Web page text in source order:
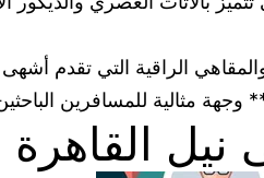
الراقية التي تقدم أشهى
مثالية للمسافرين
نيل